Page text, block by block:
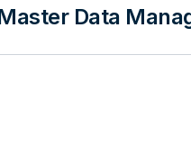
Data